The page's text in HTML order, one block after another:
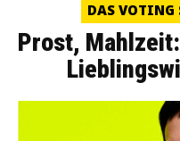
DAS VOTING
Prost,